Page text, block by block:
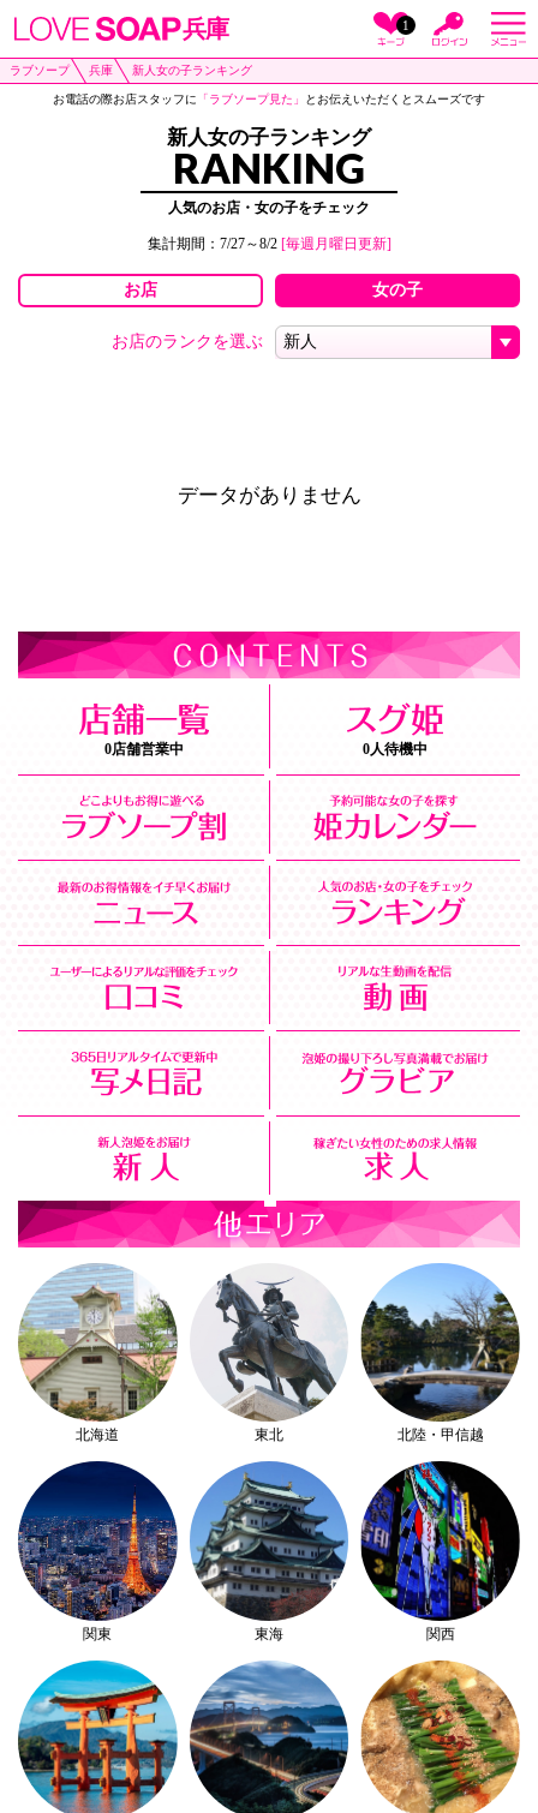
兵庫 1
ラブソープ 兵庫 新人女の子ランキング
お電話の際お店スタッフに 「ラブソープ見た」 とお伝えいただくとスムーズです
新人女の子ランキング
RANKING
人気のお店・女の子をチェック
集計期間：7/27～8/2 [毎週月曜日更新]
お店 女の子
お店のランクを選ぶ
データがありません
0店舗営業中 0人待機中
北海道 東北 北陸・甲信越
関東 東海 関西